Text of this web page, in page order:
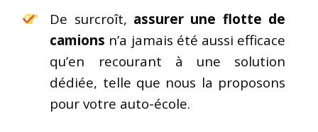
De surcroît, assurer une flotte de
camions n’a jamais été aussi efficace
qu’en recourant à une solution
dédiée, telle que nous la proposons
pour votre auto-école.